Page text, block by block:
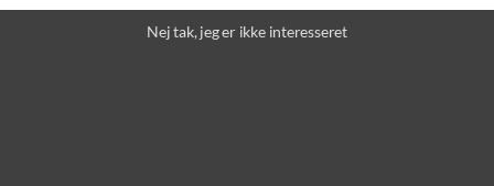
Nej tak, jeg er ikke interesseret